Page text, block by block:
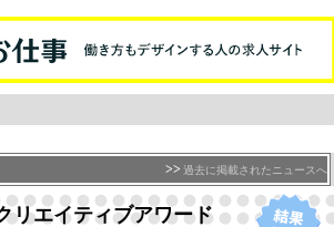
>> 過去に掲載されたニュースへ
リエイティブアワード